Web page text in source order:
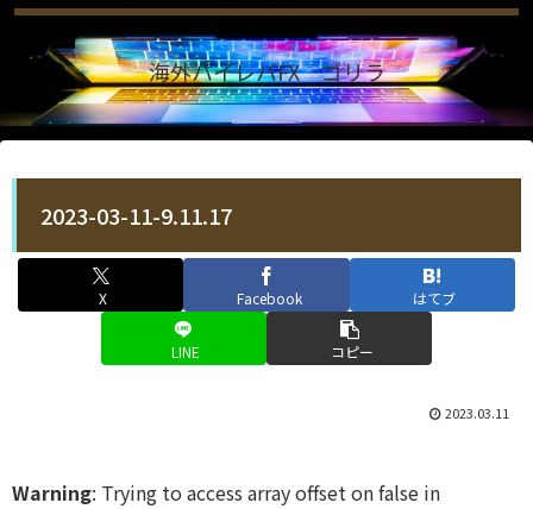
海外ハイレバFX ゴリラ
2023-03-11-9.11.17
X Facebook はてブ
LINE コピー
2023.03.11
Warning: Trying to access array offset on false in